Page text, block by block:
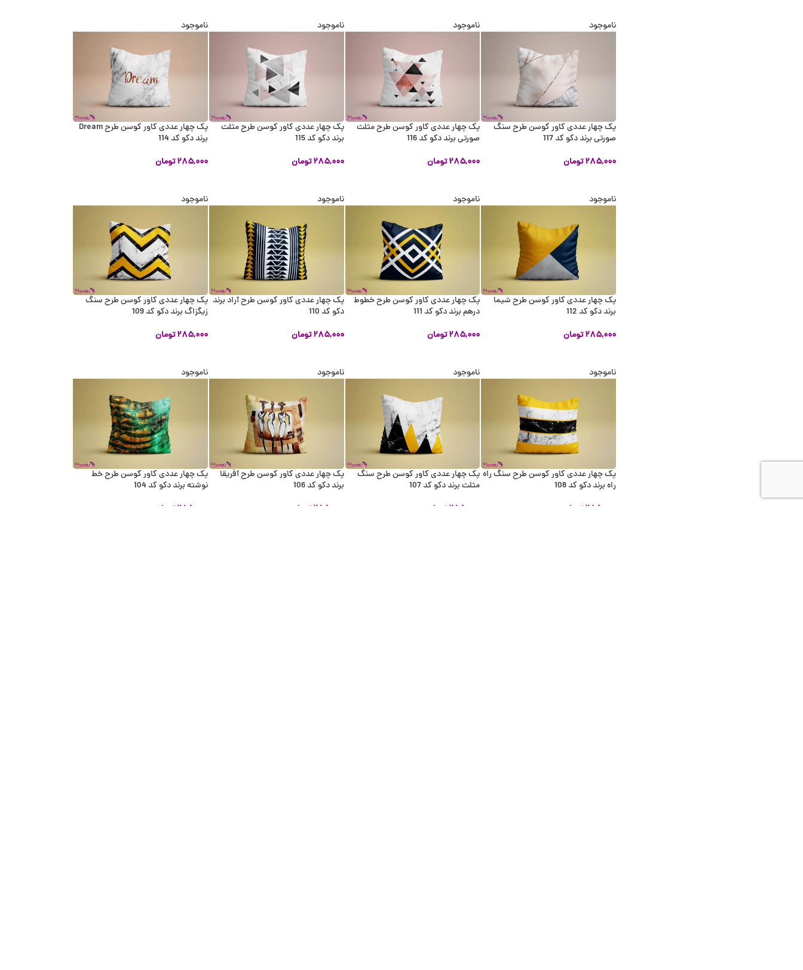
ناموجود
پک چهار عددی کاور کوسن طرح سنگ
صورتی برند دکو کد 117
۲۸۵,۰۰۰تومان
ناموجود
پک چهار عددی کاور کوسن طرح مثلث
صورتی برند دکو کد 116
۲۸۵,۰۰۰تومان
ناموجود
پک چهار عددی کاور کوسن طرح مثلث
برند دکو کد 115
۲۸۵,۰۰۰ تومان
ناموجود
پک چهار عددی کاور کوسن طرح Dream
برند دکو کد 114
۲۸۵,۰۰۰تومان
ناموجود
پک چهار عددی کاور کوسن طرح شیما
برند دکو کد 112
۲۸۵,۰۰۰تومان
ناموجود
پک چهار عددی کاور کوسن طرح خطوط
درهم برند دکو کد 111
۲۸۵,۰۰۰تومان
ناموجود
پک چهار عددی کاور کوسن طرح آراد برند
دکو کد 110
۲۸۵,۰۰۰ تومان
ناموجود
پک چهار عددی کاور کوسن طرح سنگ
زیگزاگ برند دکو کد 109
۲۸۵,۰۰۰تومان
ناموجود
پک چهار عددی کاور کوسن طرح سنگ راه
راه برند دکو کد 108
۲۸۵,۰۰۰تومان
ناموجود
پک چهار عددی کاور کوسن طرح سنگ
مثلث برند دکو کد 107
۲۸۵,۰۰۰تومان
ناموجود
پک چهار عددی کاور کوسن طرح آفریقا
برند دکو کد 106
۲۸۵,۰۰۰ تومان
ناموجود
پک چهار عددی کاور کوسن طرح خط
نوشته برند دکو کد 104
۲۸۵,۰۰۰تومان